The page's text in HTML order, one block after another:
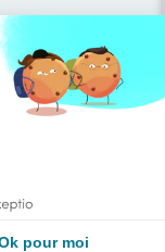
Sophrologie